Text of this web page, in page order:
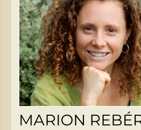
MARION